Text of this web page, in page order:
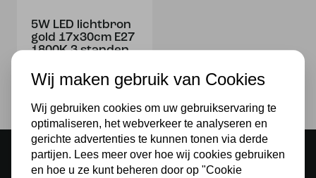
5W LED lichtbron
gold 17x30cm E27
1800K 3 standen
Sfeervolle showroom
500 m2 lampenwinkel in Rijssen
Wij maken gebruik van Cookies
Wij gebruiken cookies om uw gebruikservaring te
optimaliseren, het webverkeer te analyseren en
gerichte advertenties te kunnen tonen via derde
partijen. Lees meer over hoe wij cookies gebruiken
en hoe u ze kunt beheren door op "Cookie